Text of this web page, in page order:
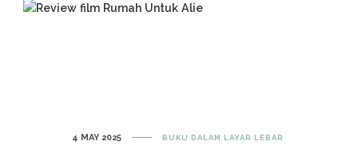
BUKU DALAM LAYAR LEBAR
4 MAY 2025